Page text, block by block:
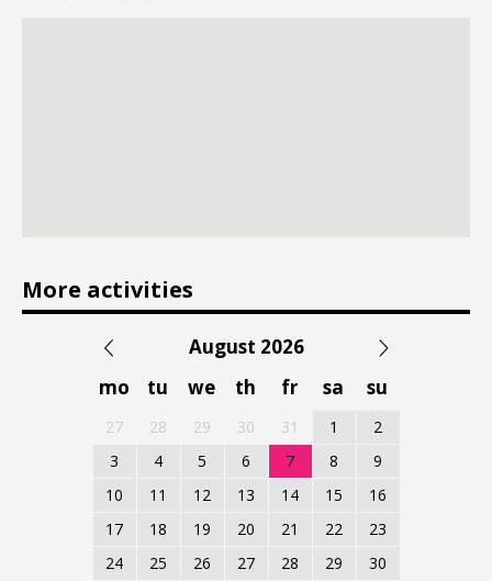
More activities
August 2026
mo
tu we th fr sa su
27 28 29 30 31 1
2
3
4 5 6 7 8
9
10
11 12 13 14 15
16
17
18 19 20 21 22
23
24
25 26 27 28 29
30